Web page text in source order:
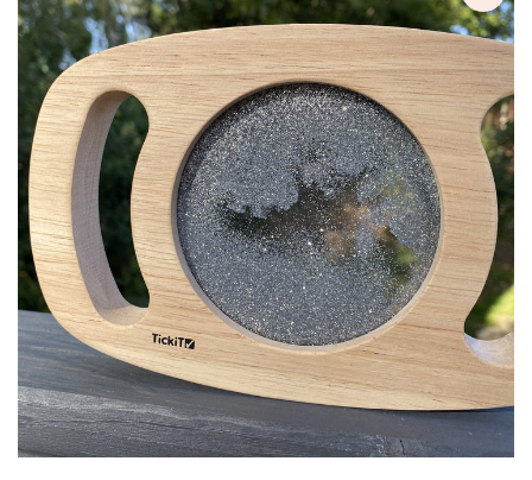
Ajouter
à ma
liste de
souhaits